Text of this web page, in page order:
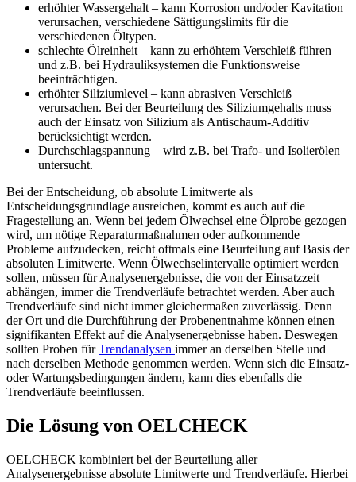
erhöhter Wassergehalt – kann Korrosion und/oder Kavitation
verursachen, verschiedene Sättigungslimits für die
verschiedenen Öltypen.
schlechte Ölreinheit – kann zu erhöhtem Verschleiß führen
und z.B. bei Hydrauliksystemen die Funktionsweise
beeinträchtigen.
erhöhter Siliziumlevel – kann abrasiven Verschleiß
verursachen. Bei der Beurteilung des Siliziumgehalts muss
auch der Einsatz von Silizium als Antischaum-Additiv
berücksichtigt werden.
Durchschlagspannung – wird z.B. bei Trafo- und Isolierölen
untersucht.
Bei der Entscheidung, ob absolute Limitwerte als
Entscheidungsgrundlage ausreichen, kommt es auch auf die
Fragestellung an. Wenn bei jedem Ölwechsel eine Ölprobe gezogen
wird, um nötige Reparaturmaßnahmen oder aufkommende
Probleme aufzudecken, reicht oftmals eine Beurteilung auf Basis der
absoluten Limitwerte. Wenn Ölwechselintervalle optimiert werden
sollen, müssen für Analysenergebnisse, die von der Einsatzzeit
abhängen, immer die Trendverläufe betrachtet werden. Aber auch
Trendverläufe sind nicht immer gleichermaßen zuverlässig. Denn
der Ort und die Durchführung der Probenentnahme können einen
signifikanten Effekt auf die Analysenergebnisse haben. Deswegen
sollten Proben fürTrendanalysen immer an derselben Stelle und
nach derselben Methode genommen werden. Wenn sich die Einsatz-
oder Wartungsbedingungen ändern, kann dies ebenfalls die
Trendverläufe beeinflussen.
Die Lösung von OELCHECK
OELCHECK kombiniert bei der Beurteilung aller
Analysenergebnisse absolute Limitwerte und Trendverläufe. Hierbei